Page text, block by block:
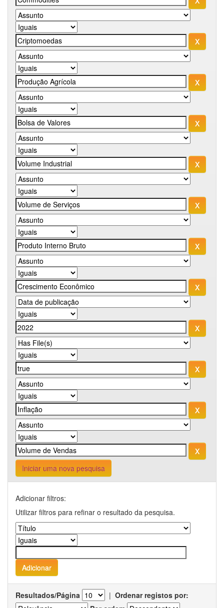
Iniciar uma nova pesquisa
Adicionar filtros:
Utilizar filtros para refinar o resultado da pesquisa.
Resultados/Página | Ordenar registos por: